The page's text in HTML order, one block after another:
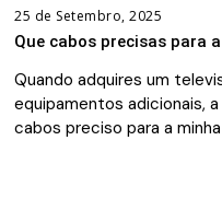
25 de Setembro, 2025
Que cabos precisas para
Quando adquires um
equipamentos adicionais,
cabos preciso para a